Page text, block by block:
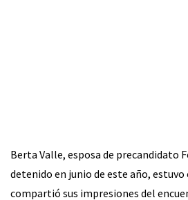
Berta Valle, esposa de precandidato
detenido en junio de este año, estuvo
compartió sus impresiones del